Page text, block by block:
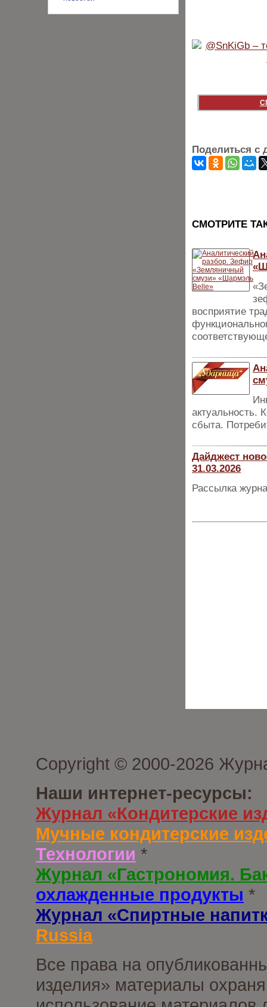
Поделиться с
CМОТРИТЕ
восприятие
актуальность.
сбыта.
Дайджест
31.03.2026
Рассылка
Copyright © 2000-2026
Наши интернет-ресурсы:
Журнал «Кондитерские
Мучные кондитерские
Технологии *
Журнал «Гастрономия.
охлажденные продукты *
Журнал «Спиртные
Russia
Все права на
изделия» материалы